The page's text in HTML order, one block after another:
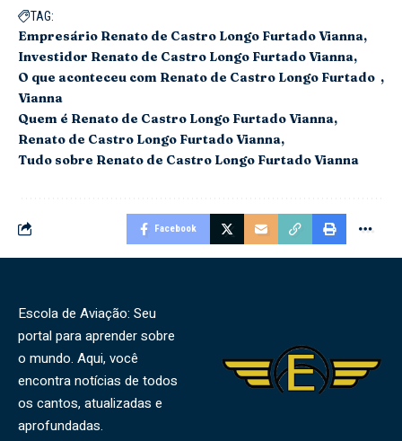
TAG:
Empresário Renato de Castro Longo Furtado Vianna
Investidor Renato de Castro Longo Furtado Vianna
O que aconteceu com Renato de Castro Longo Furtado
Vianna
Quem é Renato de Castro Longo Furtado Vianna
Renato de Castro Longo Furtado Vianna
Tudo sobre Renato de Castro Longo Furtado Vianna
Facebook
Escola de Aviação: Seu
portal para aprender sobre
o mundo. Aqui, você
encontra notícias de todos
os cantos, atualizadas e
aprofundadas.